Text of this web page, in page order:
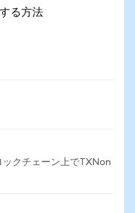
る方法
クチェーン上でTXNon